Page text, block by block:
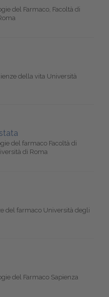
del Farmaco, Facoltà di
della vita Università
del farmaco Facoltà di
di Roma
del farmaco Università degli
del Farmaco Sapienza